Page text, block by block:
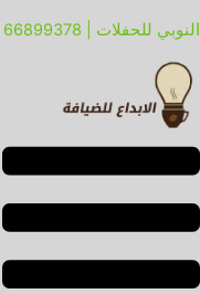
النوبي للحفلات | 66899378